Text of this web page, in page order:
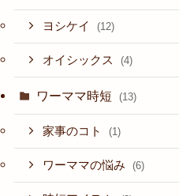
ヨシケイ (12)
オイシックス (4)
ワーママ時短 (13)
家事のコト (1)
ワーママの悩み (6)